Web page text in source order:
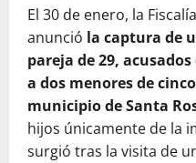
El 30 de enero, la
anunció la captura de
pareja de 29,
a dos menores de
municipio de Santa
hijos únicamente de la
surgió tras la visita de